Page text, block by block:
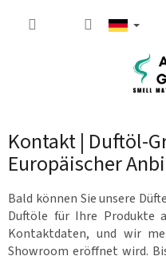
Kontakt | Duftöl-
Europäischer
Bald können Sie unsere
Duftöle für Ihre Produkte
Kontaktdaten, und wir
Showroom eröffnet wird.